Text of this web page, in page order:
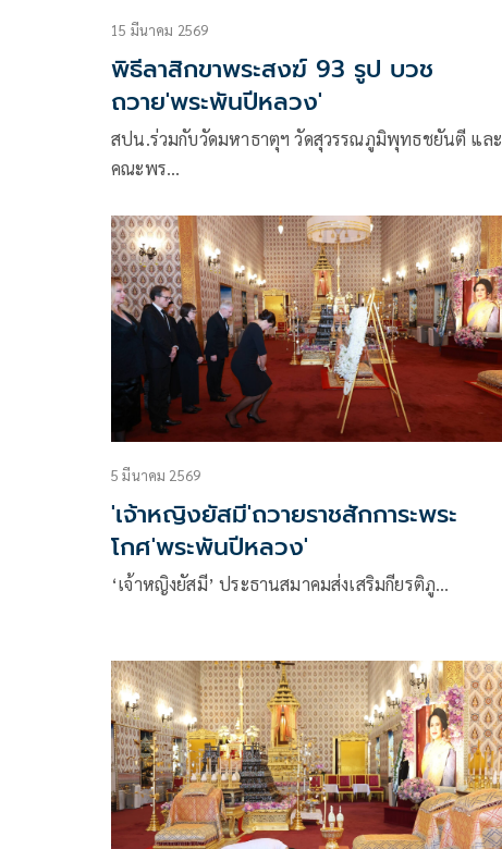
15 มีนาคม 2569
พิธีลาสิกขาพระสงฆ์ 93 รูป บวช
ถวาย'พระพันปีหลวง'
สปน.ร่วมกับวัดมหาธาตุฯ วัดสุวรรณภูมิพุทธชยันตี และ
คณะพร…
5 มีนาคม 2569
'เจ้าหญิงยัสมี'ถวายราชสักการะพระ
โกศ'พระพันปีหลวง'
‘เจ้าหญิงยัสมี’ ประธานสมาคมส่งเสริมกียรติภู…